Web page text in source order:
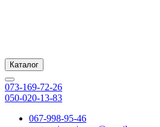
Каталог
073-169-72-26
050-020-13-83
067-998-95-46